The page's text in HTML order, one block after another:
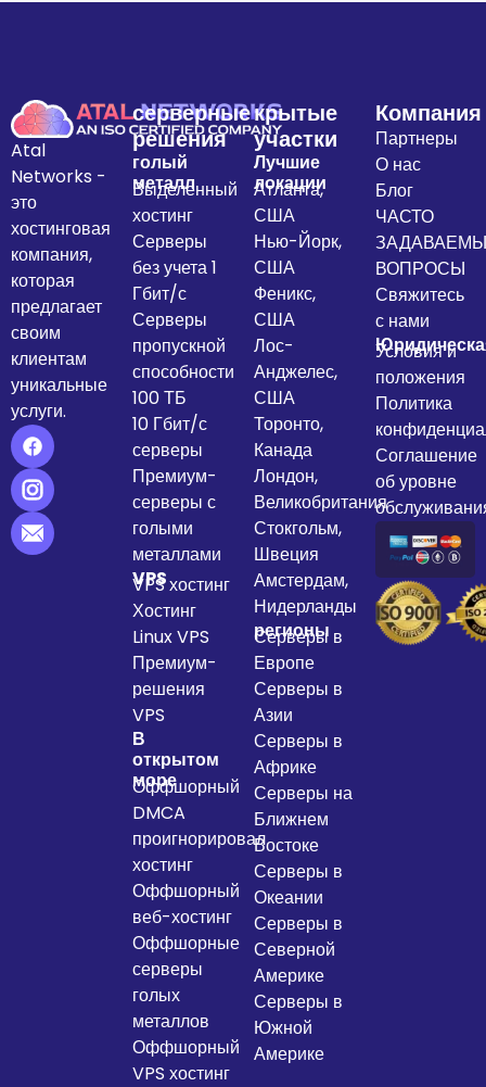
Atal
Networks -
это
хостинговая
компания,
которая
предлагает
своим
клиентам
уникальные
услуги.
серверные
решения
голый
металл
Выделенный
хостинг
Серверы
без учета 1
Гбит/с
Серверы
пропускной
способности
100 ТБ
10 Гбит/с
серверы
Премиум-
серверы с
голыми
металлами
VPS
VPS хостинг
Хостинг
Linux VPS
Премиум-
решения
VPS
В
открытом
море
Оффшорный
DMCA
проигнорировал
хостинг
Оффшорный
веб-хостинг
Оффшорные
серверы
голых
металлов
Оффшорный
VPS хостинг
крытые
участки
Лучшие
локации
Атланта,
США
Нью-Йорк,
США
Феникс,
США
Лос-
Анджелес,
США
Торонто,
Канада
Лондон,
Великобритания
Стокгольм,
Швеция
Амстердам,
Нидерланды
регионы
Серверы в
Европе
Серверы в
Азии
Серверы в
Африке
Серверы на
Ближнем
Востоке
Серверы в
Океании
Серверы в
Северной
Америке
Серверы в
Южной
Америке
Компания
Партнеры
О нас
Блог
ЧАСТО
ВОПРОСЫ
Свяжитесь
с нами
Условия и
положения
Политика
Соглашение
об уровне